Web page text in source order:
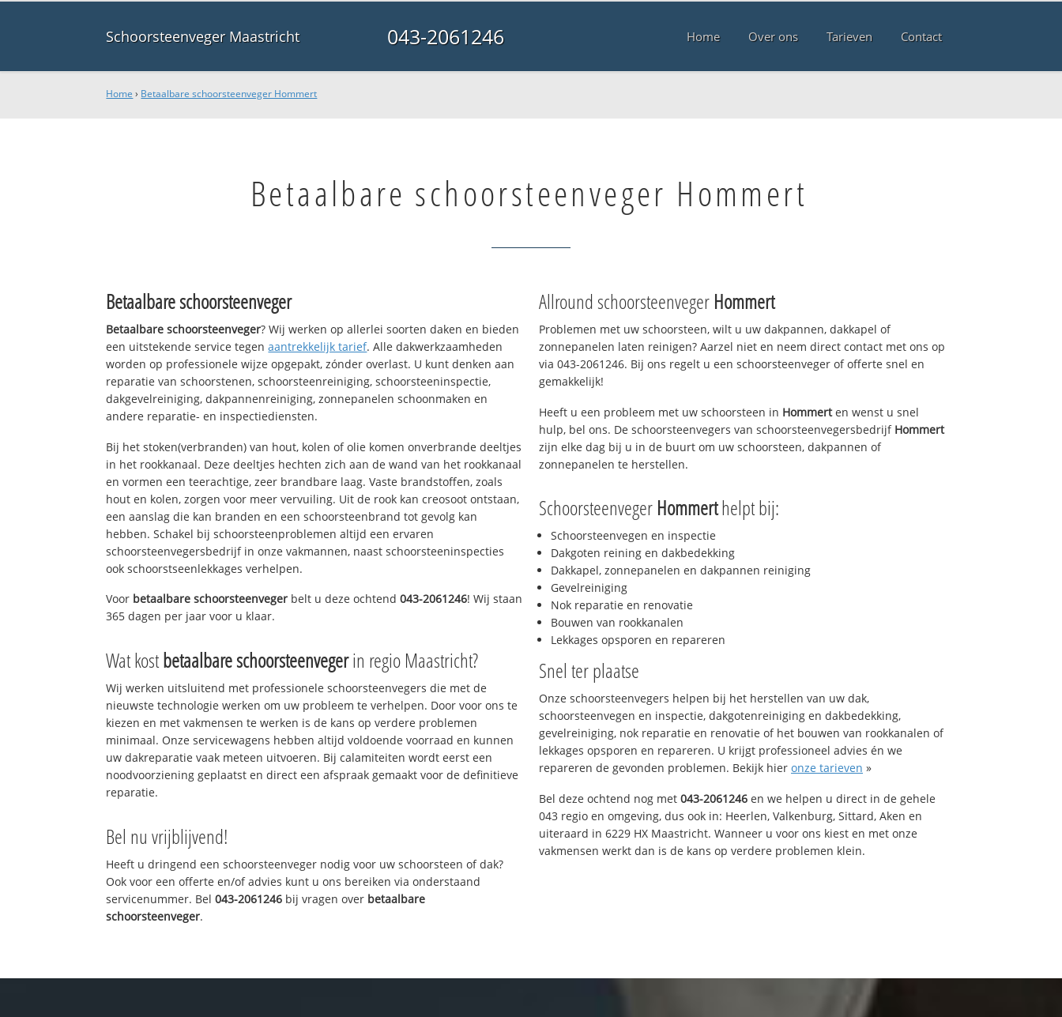
Schoorsteenveger Maastricht 043-2061246 Home Over ons Tarieven Contact
Home › Betaalbare schoorsteenveger Hommert
Betaalbare schoorsteenveger Hommert
Betaalbare schoorsteenveger
Betaalbare schoorsteenveger? Wij werken op allerlei soorten daken en bieden
een uitstekende service tegenaantrekkelijk tarief. Alle dakwerkzaamheden
worden op professionele wijze opgepakt, zónder overlast. U kunt denken aan
reparatie van schoorstenen, schoorsteenreiniging, schoorsteeninspectie,
dakgevelreiniging, dakpannenreiniging, zonnepanelen schoonmaken en
andere reparatie- en inspectiediensten.
Bij het stoken(verbranden) van hout, kolen of olie komen onverbrande deeltjes
in het rookkanaal. Deze deeltjes hechten zich aan de wand van het rookkanaal
en vormen een teerachtige, zeer brandbare laag. Vaste brandstoffen, zoals
hout en kolen, zorgen voor meer vervuiling. Uit de rook kan creosoot ontstaan,
een aanslag die kan branden en een schoorsteenbrand tot gevolg kan
hebben. Schakel bij schoorsteenproblemen altijd een ervaren
schoorsteenvegersbedrijf in onze vakmannen, naast schoorsteeninspecties
ook schoorstseenlekkages verhelpen.
Voor betaalbare schoorsteenveger belt u deze ochtend043-2061246! Wij staan
365 dagen per jaar voor u klaar.
Wat kostbetaalbare schoorsteenvegerin regio Maastricht?
Wij werken uitsluitend met professionele schoorsteenvegers die met de
nieuwste technologie werken om uw probleem te verhelpen. Door voor ons te
kiezen en met vakmensen te werken is de kans op verdere problemen
minimaal. Onze servicewagens hebben altijd voldoende voorraad en kunnen
uw dakreparatie vaak meteen uitvoeren. Bij calamiteiten wordt eerst een
noodvoorziening geplaatst en direct een afspraak gemaakt voor de definitieve
reparatie.
Bel nu vrijblijvend!
Heeft u dringend een schoorsteenveger nodig voor uw schoorsteen of dak?
Ook voor een offerte en/of advies kunt u ons bereiken via onderstaand
servicenummer. Bel043-2061246 bij vragen over betaalbare
schoorsteenveger.
Allround schoorsteenveger Hommert
Problemen met uw schoorsteen, wilt u uw dakpannen, dakkapel of
zonnepanelen laten reinigen? Aarzel niet en neem direct contact met ons op
via 043-2061246. Bij ons regelt u een schoorsteenveger of offerte snel en
gemakkelijk!
Heeft u een probleem met uw schoorsteen in Hommerten wenst u snel
hulp, bel ons. De schoorsteenvegers van schoorsteenvegersbedrijf Hommert
zijn elke dag bij u in de buurt om uw schoorsteen, dakpannen of
zonnepanelen te herstellen.
Schoorsteenveger Hommerthelpt bij:
Schoorsteenvegen en inspectie
Dakgoten reining en dakbedekking
Dakkapel, zonnepanelen en dakpannen reiniging
Gevelreiniging
Nok reparatie en renovatie
Bouwen van rookkanalen
Lekkages opsporen en repareren
Snel ter plaatse
Onze schoorsteenvegers helpen bij het herstellen van uw dak,
schoorsteenvegen en inspectie, dakgotenreiniging en dakbedekking,
gevelreiniging, nok reparatie en renovatie of het bouwen van rookkanalen of
lekkages opsporen en repareren. U krijgt professioneel advies én we
repareren de gevonden problemen. Bekijk hier onze tarieven »
Bel deze ochtend nog met 043-2061246 en we helpen u direct in de gehele
043 regio en omgeving, dus ook in: Heerlen, Valkenburg, Sittard, Aken en
uiteraard in 6229 HX Maastricht. Wanneer u voor ons kiest en met onze
vakmensen werkt dan is de kans op verdere problemen klein.